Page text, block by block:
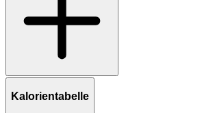
Kalorientabelle